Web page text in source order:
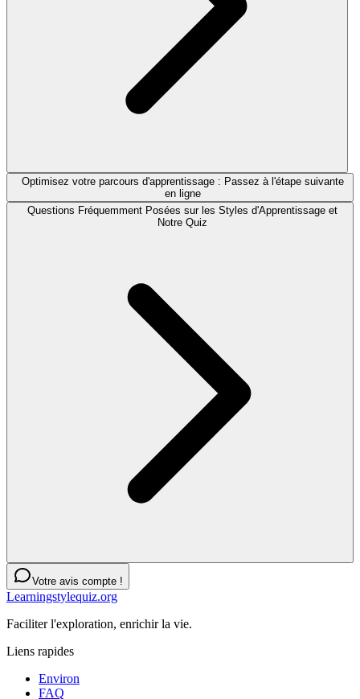
Optimisez votre parcours d'apprentissage : Passez à l'étape suivante
en ligne
Questions Fréquemment Posées sur les Styles d'Apprentissage et
Notre Quiz
Votre avis compte !
Learningstylequiz.org
Faciliter l'exploration, enrichir la vie.
Liens rapides
Environ
FAQ